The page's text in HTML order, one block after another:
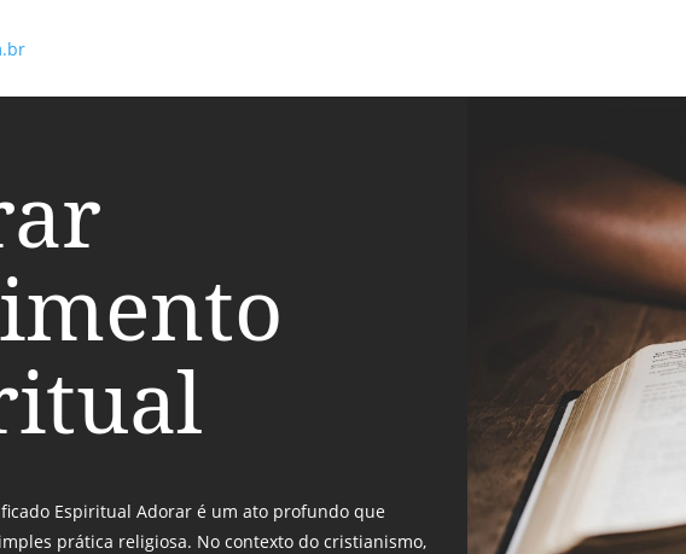
Espiritual Adorar é um ato profundo que
prática religiosa. No contexto do cristianismo,